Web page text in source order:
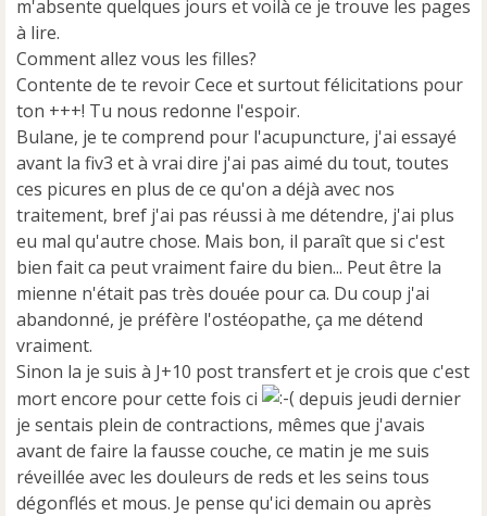
g
e
n
o
n
l
u
m'absente quelques jours et voilà ce je trouve les pages
à lire.
Comment allez vous les filles?
Contente de te revoir Cece et surtout félicitations pour
ton +++! Tu nous redonne l'espoir.
Bulane, je te comprend pour l'acupuncture, j'ai essayé
avant la fiv3 et à vrai dire j'ai pas aimé du tout, toutes
ces picures en plus de ce qu'on a déjà avec nos
traitement, bref j'ai pas réussi à me détendre, j'ai plus
eu mal qu'autre chose. Mais bon, il paraît que si c'est
bien fait ca peut vraiment faire du bien... Peut être la
mienne n'était pas très douée pour ca. Du coup j'ai
abandonné, je préfère l'ostéopathe, ça me détend
vraiment.
Sinon la je suis à J+10 post transfert et je crois que c'est
mort encore pour cette fois ci
depuis jeudi dernier
je sentais plein de contractions, mêmes que j'avais
avant de faire la fausse couche, ce matin je me suis
réveillée avec les douleurs de reds et les seins tous
dégonflés et mous. Je pense qu'ici demain ou après